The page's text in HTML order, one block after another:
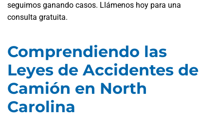
seguimos ganando casos. Llámenos hoy para una
consulta gratuita.
Comprendiendo las
Leyes de Accidentes de
Camión en North
Carolina